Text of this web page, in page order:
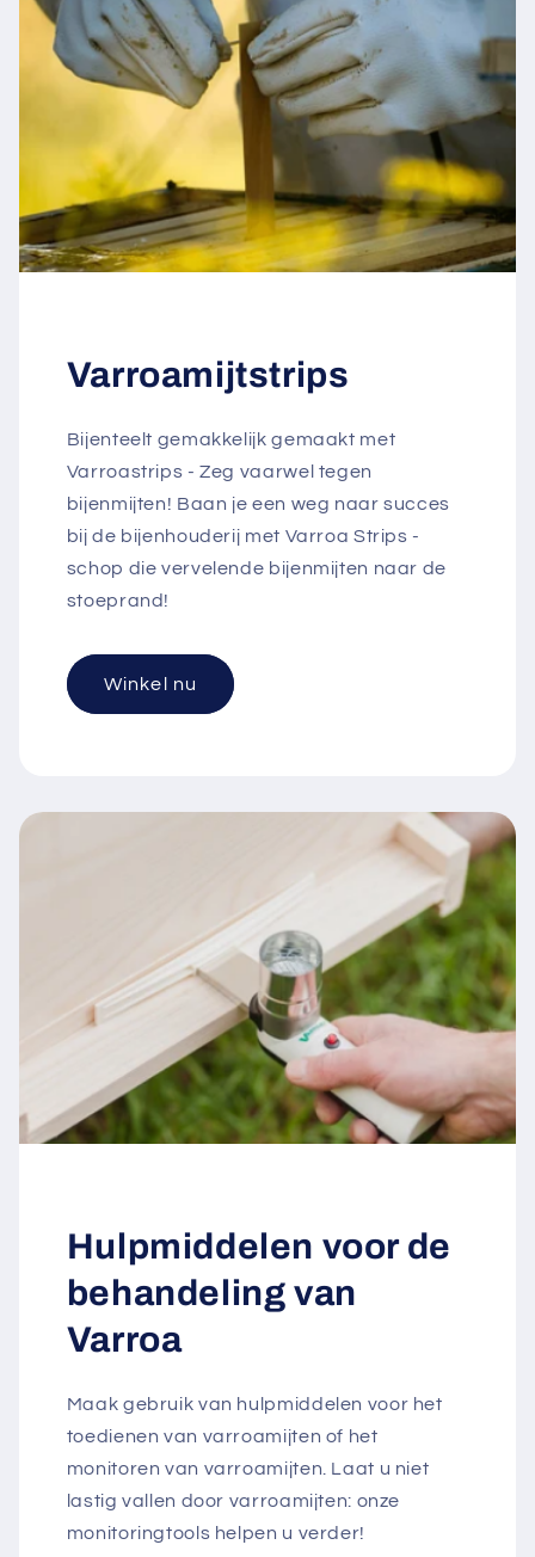
Varroamijtstrips
Bijenteelt gemakkelijk gemaakt met
Varroastrips - Zeg vaarwel tegen
bijenmijten! Baan je een weg naar succes
bij de bijenhouderij met Varroa Strips -
schop die vervelende bijenmijten naar de
stoeprand!
Winkel nu
Hulpmiddelen voor de
behandeling van
Varroa
Maak gebruik van hulpmiddelen voor het
toedienen van varroamijten of het
monitoren van varroamijten. Laat u niet
lastig vallen door varroamijten: onze
monitoringtools helpen u verder!